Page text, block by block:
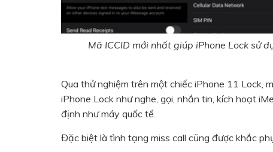
Mã ICCID mới nhất giúp iPhone Lock sử
Qua thử nghiệm trên một chiếc iPhone 11 Lock,
iPhone Lock như nghe, gọi, nhắn tin, kích hoạt
định như máy quốc tế.
Đặc biệt là tình tạng miss call cũng được khắc